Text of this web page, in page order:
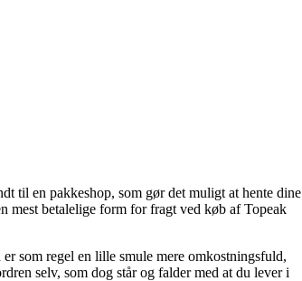
til en pakkeshop, som gør det muligt at hente dine
mest betalelige form for fragt ved køb af Topeak
som regel en lille smule mere omkostningsfuld,
selv, som dog står og falder med at du lever i